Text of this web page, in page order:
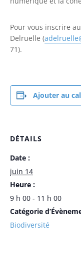
Pour vous inscrire
Delruelle (
71).
Ajouter au
DÉTAILS
Date :
juin 14
Heure :
9 h 00 - 11 h 00
Catégorie
Biodiversité